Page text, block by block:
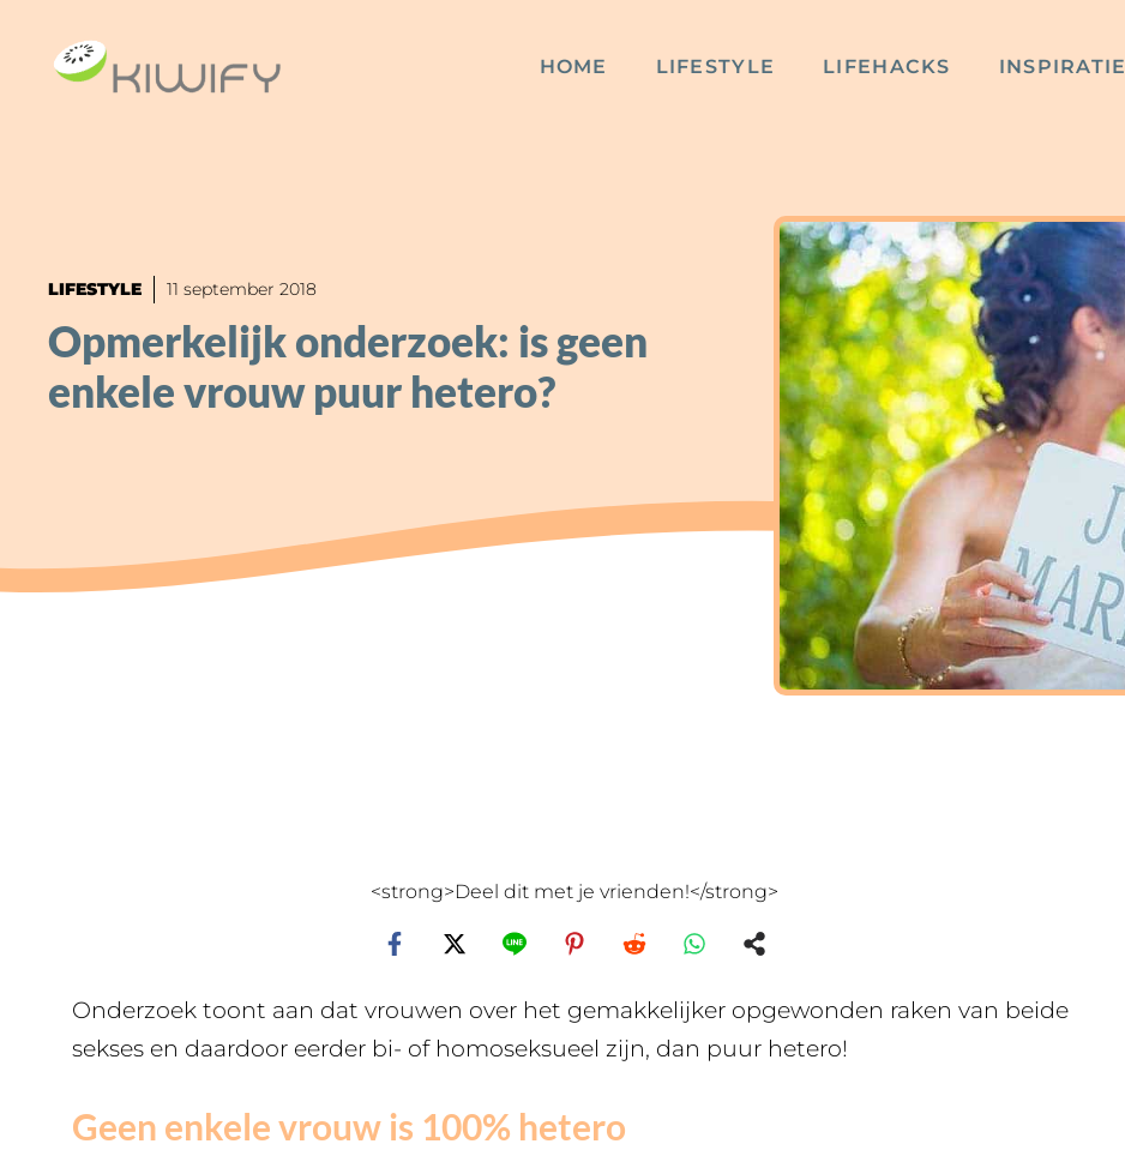
HOME LIFESTYLE LIFEHACKS INSPIRATIE
LIFESTYLE 11 september 2018
Opmerkelijk onderzoek: is geen
enkele vrouw puur hetero?
<strong>Deel dit met je vrienden!</strong>
Onderzoek toont aan dat vrouwen over het gemakkelijker opgewonden raken van beide
sekses en daardoor eerder bi- of homoseksueel zijn, dan puur hetero!
Geen enkele vrouw is 100% hetero